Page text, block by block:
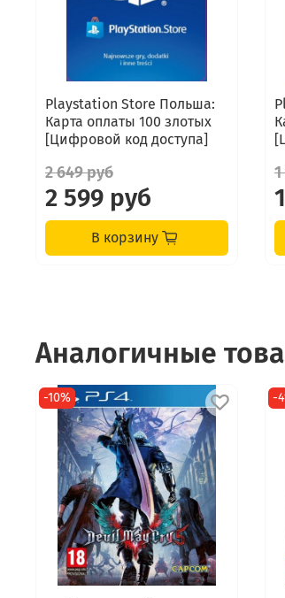
Playstation Store Польша:
Карта оплаты 100 злотых
[Цифровой код доступа]
2 649 руб
2 599 руб
В корзину
Аналогичные
-10% -